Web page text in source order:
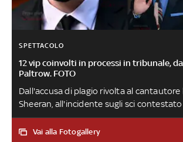
SPETTACOLO
12 vip coinvolti in processi in tribunale,
Paltrow. FOTO
Dall'accusa di plagio rivolta al
Sheeran, all'incidente sugli sci
del frontman dei Coldplay, le assoluzioni
ricevute nelle aule dei palazzi di giustizia
Vai alla Fotogallery